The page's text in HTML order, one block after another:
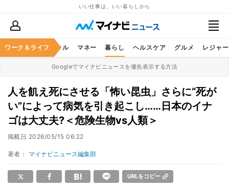
いい仕事は、いい暮らしから
ワーク＆ライフ
ア ビジネススキル マネー 暮らし ヘルスケア グルメ レジャー
Googleでマイナビニュースを優先表示する方法
人を飢え死にさせる「怖い昆虫」さらに“死が
い”によって病気を引き起こし……日本のイナ
ゴは大丈夫?＜危険生物vs人類＞
掲載日 2026/05/15 06:22
著者： マイナビニュース編集部
URLをコピー